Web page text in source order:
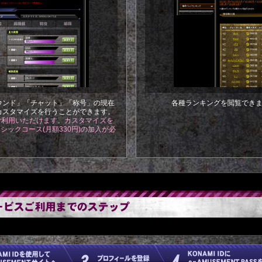
ド」「チャット」「称号」の現在
タマイズを行うことができます。
用いただけます。カスタマイズを
ックコース(月額330円)の加入が必
各種ランキングを閲覧でき